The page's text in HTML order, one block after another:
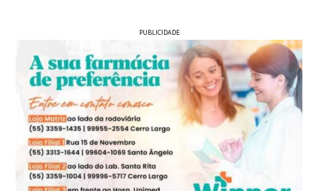
PUBLICIDADE